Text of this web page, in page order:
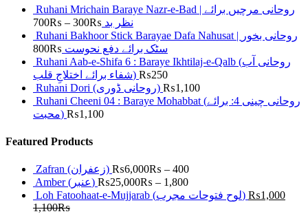
Ruhani Mrichain Baraye Nazr-e-Bad | روحانی مرچیں برائے
نظر بد ₨
300
–
₨
700
Ruhani Bakhoor Stick Barayae Dafa Nahusat | روحانی بخور
سٹک برائے دفع نحوست ₨
800
Ruhani Aab-e-Shifa 6 : Baraye Ikhtilaj-e-Qalb (روحانی آب
شفاء برائے اختلاجِ قلب) ₨250
Ruhani Dori (روحانی ڈوری) ₨1,100
Ruhani Cheeni 04 : Baraye Mohabbat (روحانی چینی 4: برائے
محبت) ₨1,100
Featured Products
Zafran (زعفران) ₨ 400
–
₨
6,000
Amber (عنبر) ₨ 1,800
–
₨
25,000
Loh Fatoohaat-e-Mujjarab (لوح فتوحات مجرب) ₨1,000
₨
1,100